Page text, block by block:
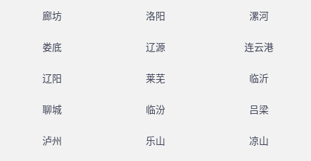
廊坊 洛阳 漯河
娄底 辽源 连云港
辽阳 莱芜 临沂
聊城 临汾 吕梁
泸州 乐山 凉山